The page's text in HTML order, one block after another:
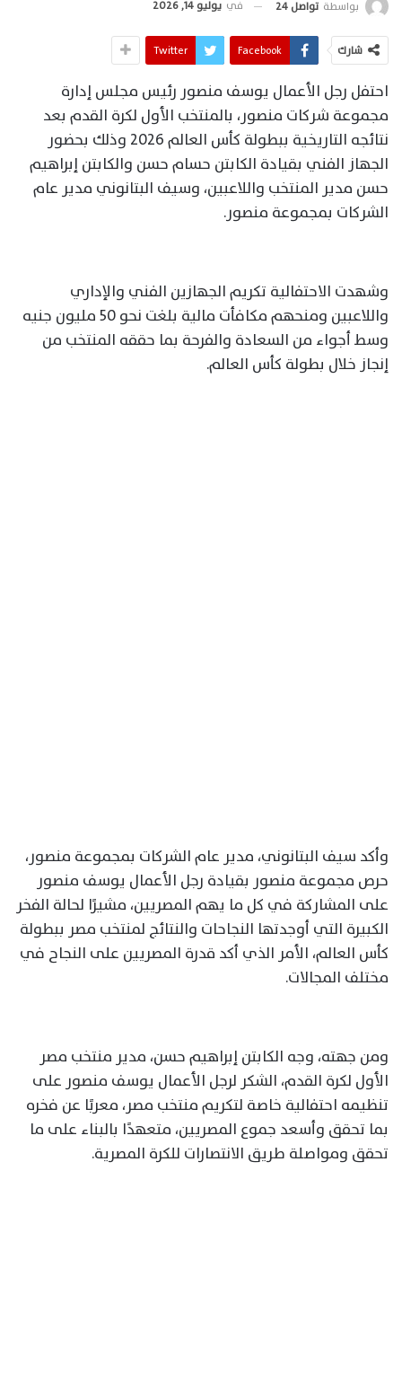
بواسطة تواصل 24 في يوليو 14, 2026
شارك Facebook
Twitter
احتفل رجل الأعمال يوسف منصور رئيس مجلس إدارة
مجموعة شركات منصور، بالمنتخب الأول لكرة القدم بعد
نتائجه التاريخية ببطولة كأس العالم 2026 وذلك بحضور
الجهاز الفني بقيادة الكابتن حسام حسن والكابتن إبراهيم
حسن مدير المنتخب واللاعبين، وسيف البتانوني مدير عام
الشركات بمجموعة منصور.
وشهدت الاحتفالية تكريم الجهازين الفني والإداري
واللاعبين ومنحهم مكافأت مالية بلغت نحو 50 مليون جنيه
وسط أجواء من السعادة والفرحة بما حققه المنتخب من
إنجاز خلال بطولة كأس العالم.
وأكد سيف البتانوني، مدير عام الشركات بمجموعة منصور،
حرص مجموعة منصور بقيادة رجل الأعمال يوسف منصور
على المشاركة في كل ما يهم المصريين، مشيرًا لحالة الفخر
الكبيرة التي أوجدتها النجاحات والنتائج لمنتخب مصر ببطولة
كأس العالم، الأمر الذي أكد قدرة المصريين على النجاح في
مختلف المجالات.
ومن جهته، وجه الكابتن إبراهيم حسن، مدير منتخب مصر
الأول لكرة القدم، الشكر لرجل الأعمال يوسف منصور على
تنظيمه احتفالية خاصة لتكريم منتخب مصر، معربًا عن فخره
بما تحقق وأسعد جموع المصريين، متعهدًا بالبناء على ما
تحقق ومواصلة طريق الانتصارات للكرة المصرية.